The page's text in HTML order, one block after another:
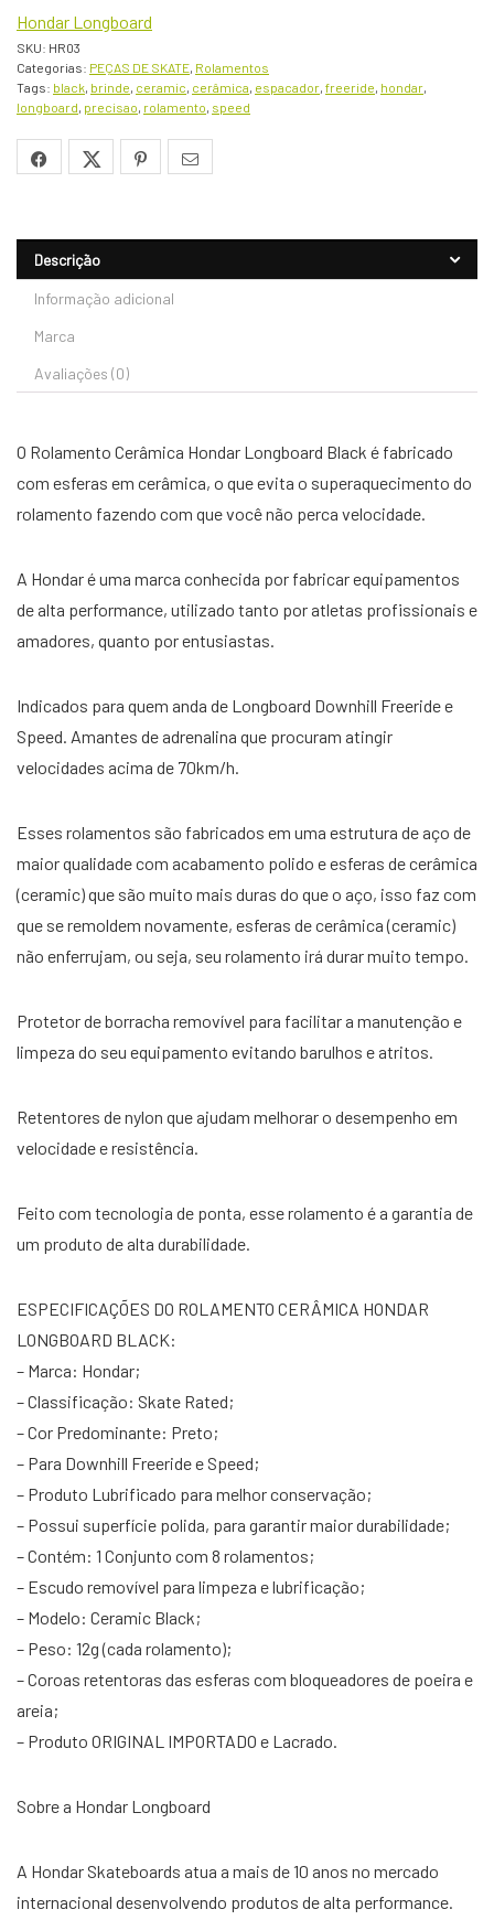
Hondar Longboard
SKU: HR03
Categorias: PEÇAS DE SKATE, Rolamentos
Tags: black, brinde, ceramic, cerâmica, espacador, freeride, hondar,
longboard, precisao, rolamento, speed
Descrição
Informação adicional
Marca
Avaliações (0)
O Rolamento Cerâmica Hondar Longboard Black é fabricado
com esferas em cerâmica, o que evita o superaquecimento do
rolamento fazendo com que você não perca velocidade.
A Hondar é uma marca conhecida por fabricar equipamentos
de alta performance, utilizado tanto por atletas profissionais e
amadores, quanto por entusiastas.
Indicados para quem anda de Longboard Downhill Freeride e
Speed. Amantes de adrenalina que procuram atingir
velocidades acima de 70km/h.
Esses rolamentos são fabricados em uma estrutura de aço de
maior qualidade com acabamento polido e esferas de cerâmica
(ceramic) que são muito mais duras do que o aço, isso faz com
que se remoldem novamente, esferas de cerâmica (ceramic)
não enferrujam, ou seja, seu rolamento irá durar muito tempo.
Protetor de borracha removível para facilitar a manutenção e
limpeza do seu equipamento evitando barulhos e atritos.
Retentores de nylon que ajudam melhorar o desempenho em
velocidade e resistência.
Feito com tecnologia de ponta, esse rolamento é a garantia de
um produto de alta durabilidade.
ESPECIFICAÇÕES DO ROLAMENTO CERÂMICA HONDAR
LONGBOARD BLACK:
– Marca: Hondar;
– Classificação: Skate Rated;
– Cor Predominante: Preto;
– Para Downhill Freeride e Speed;
– Produto Lubrificado para melhor conservação;
– Possui superfície polida, para garantir maior durabilidade;
– Contém: 1 Conjunto com 8 rolamentos;
– Escudo removível para limpeza e lubrificação;
– Modelo: Ceramic Black;
– Peso: 12g (cada rolamento);
– Coroas retentoras das esferas com bloqueadores de poeira e
areia;
– Produto ORIGINAL IMPORTADO e Lacrado.
Sobre a Hondar Longboard
A Hondar Skateboards atua a mais de 10 anos no mercado
internacional desenvolvendo produtos de alta performance.